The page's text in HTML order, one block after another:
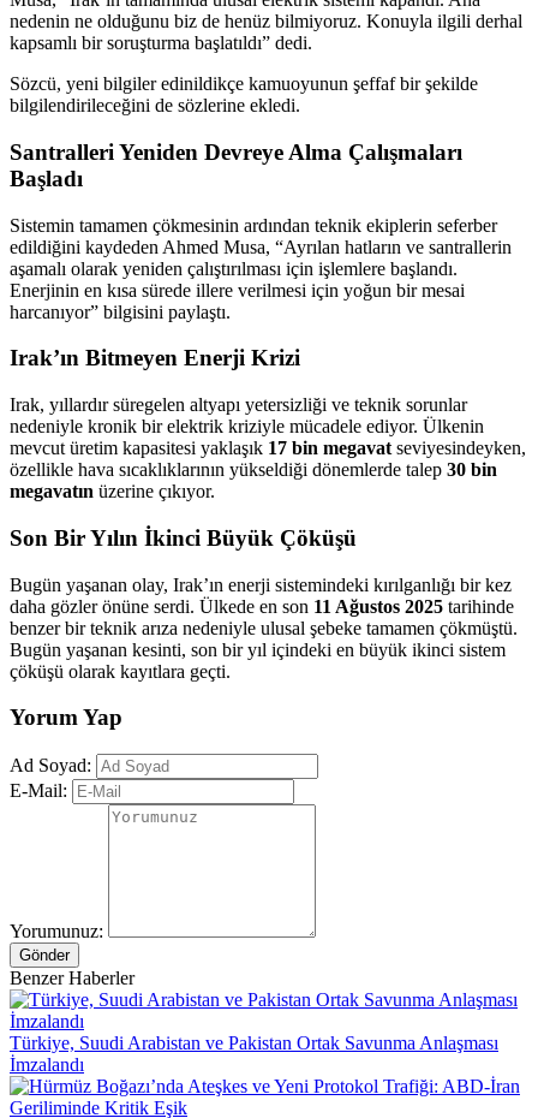
nedenin ne olduğunu biz de henüz bilmiyoruz. Konuyla ilgili derhal
kapsamlı bir soruşturma başlatıldı” dedi.
Sözcü, yeni bilgiler edinildikçe kamuoyunun şeffaf bir şekilde
bilgilendirileceğini de sözlerine ekledi.
Santralleri Yeniden Devreye Alma Çalışmaları
Başladı
Sistemin tamamen çökmesinin ardından teknik ekiplerin seferber
edildiğini kaydeden Ahmed Musa, “Ayrılan hatların ve santrallerin
aşamalı olarak yeniden çalıştırılması için işlemlere başlandı.
Enerjinin en kısa sürede illere verilmesi için yoğun bir mesai
harcanıyor” bilgisini paylaştı.
Irak’ın Bitmeyen Enerji Krizi
Irak, yıllardır süregelen altyapı yetersizliği ve teknik sorunlar
nedeniyle kronik bir elektrik kriziyle mücadele ediyor. Ülkenin
mevcut üretim kapasitesi yaklaşık 17 bin megavat seviyesindeyken,
özellikle hava sıcaklıklarının yükseldiği dönemlerde talep 30 bin
megavatın üzerine çıkıyor.
Son Bir Yılın İkinci Büyük Çöküşü
Bugün yaşanan olay, Irak’ın enerji sistemindeki kırılganlığı bir kez
daha gözler önüne serdi. Ülkede en son 11 Ağustos 2025 tarihinde
benzer bir teknik arıza nedeniyle ulusal şebeke tamamen çökmüştü.
Bugün yaşanan kesinti, son bir yıl içindeki en büyük ikinci sistem
çöküşü olarak kayıtlara geçti.
Yorum Yap
Ad Soyad:
E-Mail:
Yorumunuz:
Gönder
Benzer Haberler
Türkiye, Suudi Arabistan ve Pakistan Ortak Savunma Anlaşması
İmzalandı